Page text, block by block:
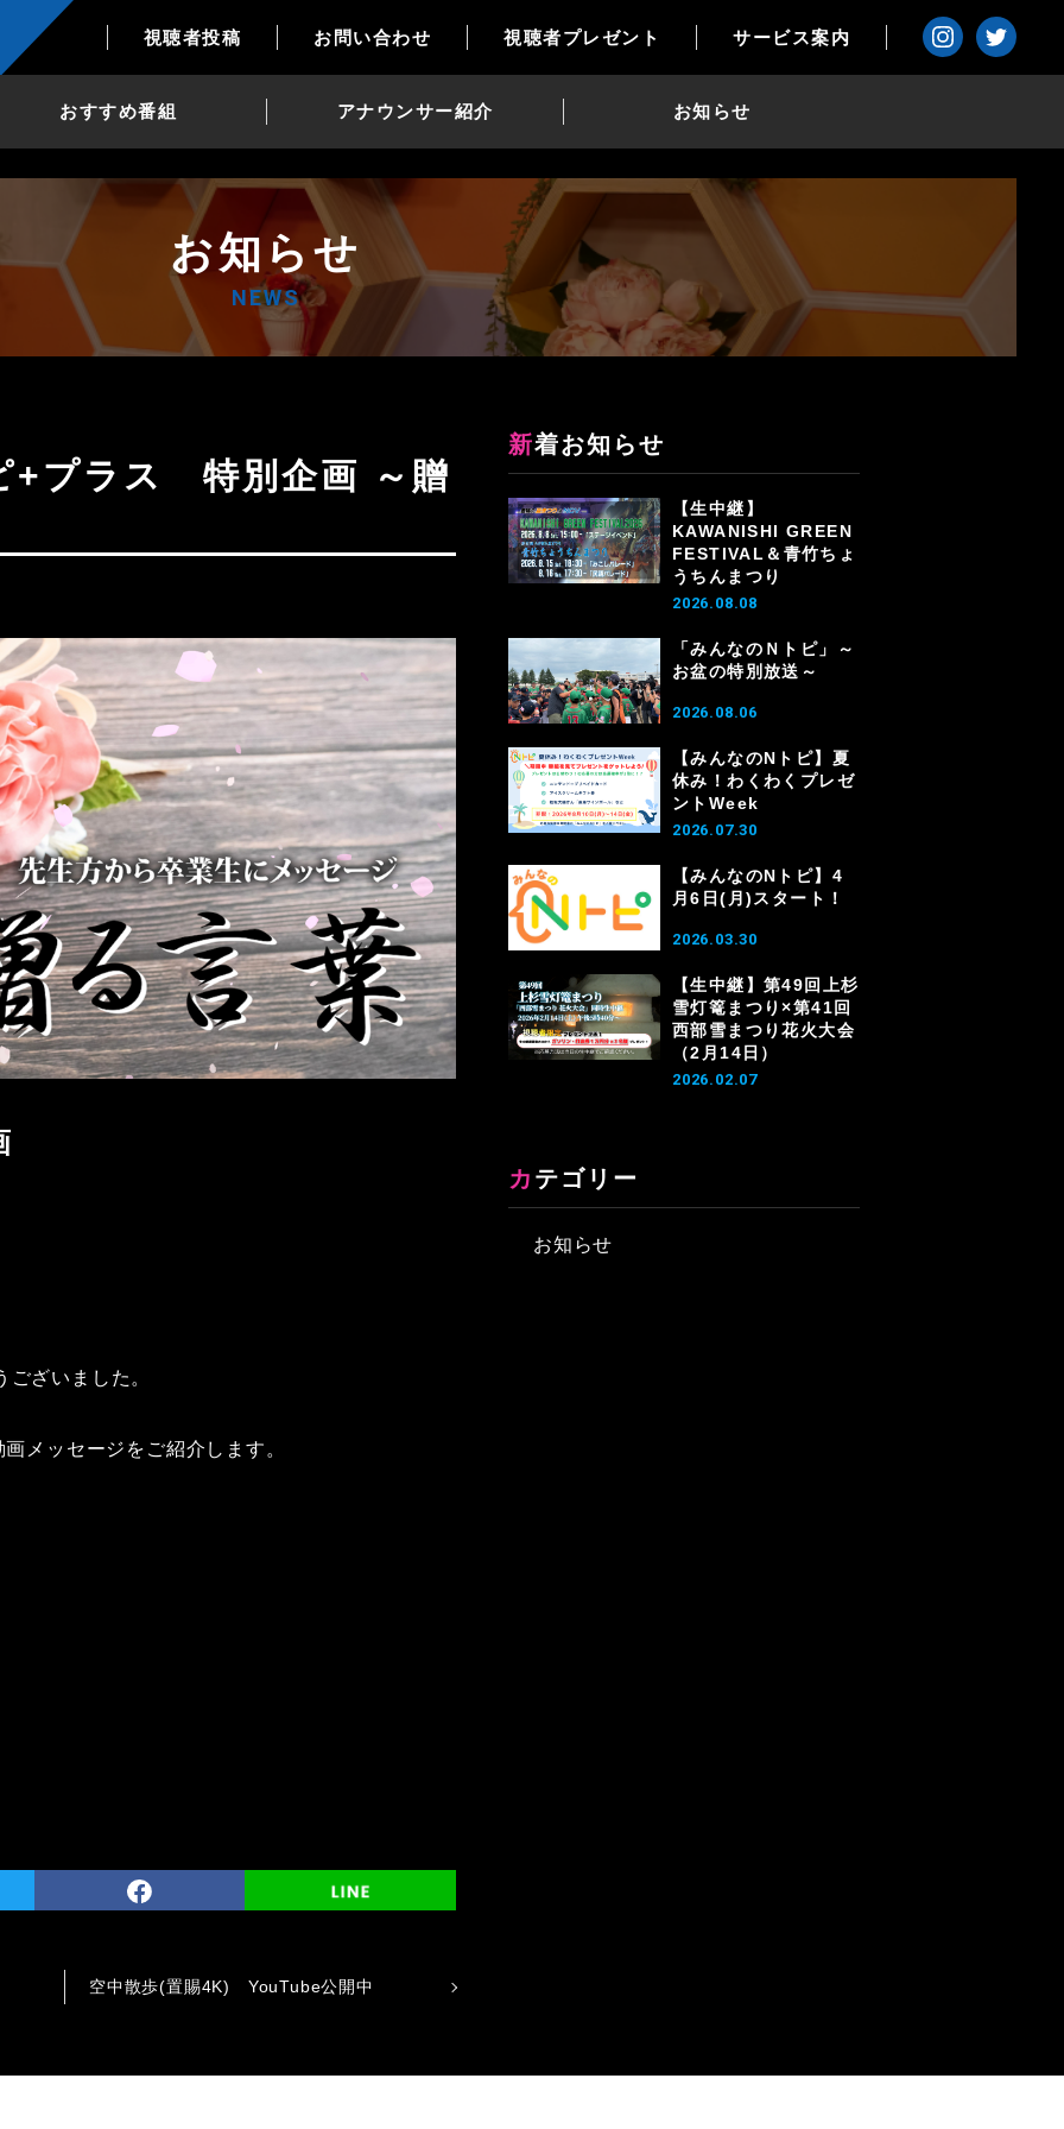
視聴者投稿 お問い合わせ 視聴者プレゼント サービス案内
おすすめ番組 アナウンサー紹介 お知らせ
お知らせ
NEWS
ざいました。
メッセージをご紹介します。
空中散歩(置賜4K) YouTube公開中
新着お知らせ
【生中継】
KAWANISHI GREEN
FESTIVAL＆青竹ちょ
うちんまつり
2026.08.08
「みんなのＮトピ」～
お盆の特別放送～
2026.08.06
【みんなのNトピ】夏
休み！わくわくプレゼ
ントWeek
2026.07.30
【みんなのNトピ】4
月6日(月)スタート！
2026.03.30
【生中継】第49回上杉
雪灯篭まつり×第41回
西部雪まつり花火大会
（2月14日）
2026.02.07
カテゴリー
お知らせ